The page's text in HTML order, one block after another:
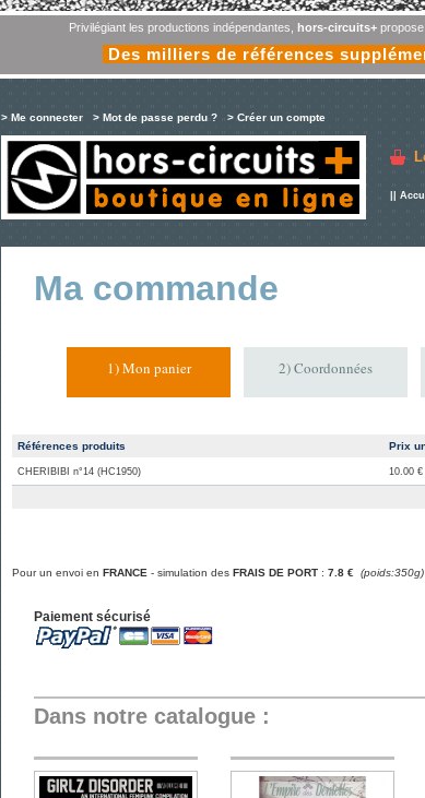
Privilégiant les productions indépendantes, hors-circuits+propose
Des milliers de références
> Me connecter > Mot de passe perdu ? > Créer un compte
Ma commande
1) Mon panier 2) Coordonnées
Références produits Prix
CHERIBIBI n°14 (HC1950) 10.00 €
Pour un envoi en FRANCE - simulation des FRAIS DE PORT : 7.8 € (poids:350g)
Paiement sécurisé
Dans notre catalogue :